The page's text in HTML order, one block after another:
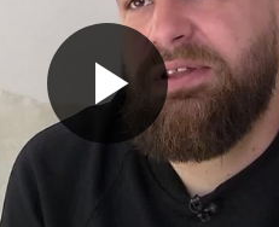
Predvajaj